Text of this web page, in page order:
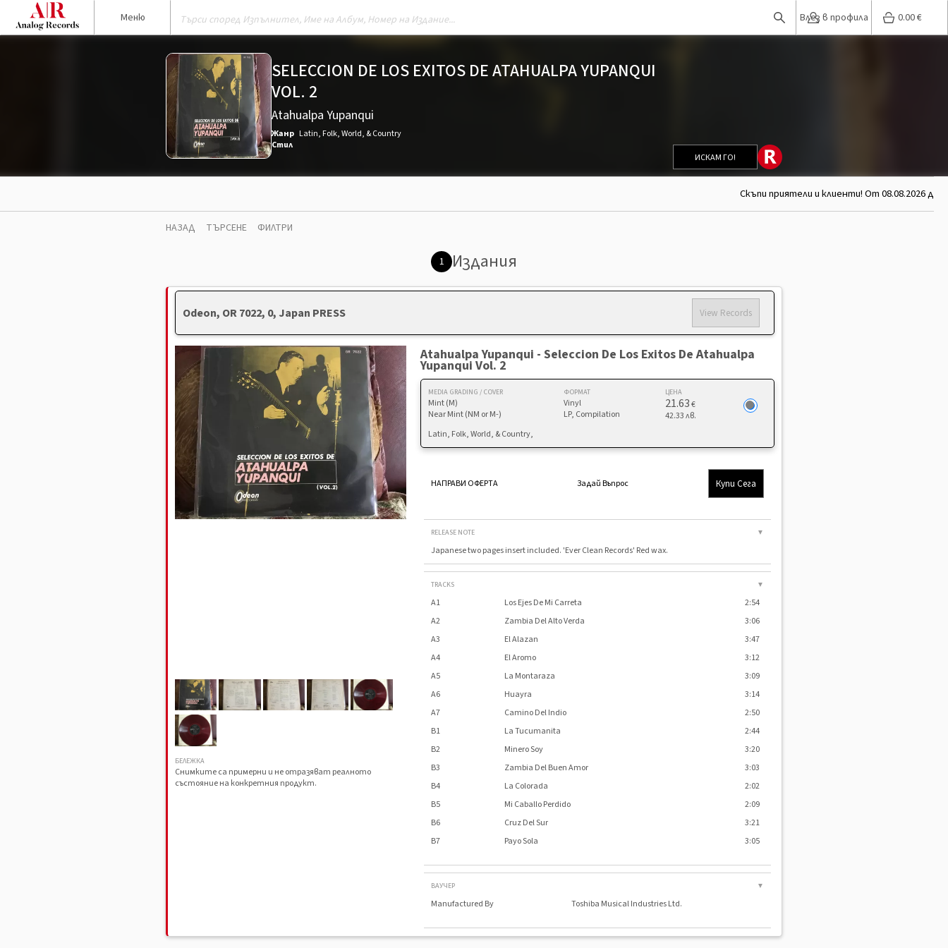
Меню Влез в профила 0.00€
SELECCION DE LOS EXITOS DE ATAHUALPA YUPANQUI
VOL. 2
Atahualpa Yupanqui
Жанр Latin, Folk, World, & Country
Стил
ИСКАМ ГО!
Скъпи приятели и клиенти! От 08.08.2026 до
НАЗАД ТЪРСЕНЕ ФИЛТРИ
1 Издания
Odeon, OR 7022, 0, Japan PRESS View Records
БЕЛЕЖКА
Снимките са примерни и не отразяват реалното
състояние на конкретния продукт.
Atahualpa Yupanqui - Seleccion De Los Exitos De Atahualpa
Yupanqui Vol. 2
MEDIA GRADING / COVER
Mint (M)
Near Mint (NM or M-)
ФОРМАТ
Vinyl
LP, Compilation
ЦЕНА
21.63€
42.33 лв.
Latin, Folk, World, & Country,
НАПРАВИ ОФЕРТА Задай Въпрос Купи Сега
RELEASE NOTE ▼
Japanese two pages insert included. 'Ever Clean Records' Red wax.
TRACKS ▼
A1 Los Ejes De Mi Carreta
2:54
A2
Zambia Del Alto Verda
3:06
A3
El Alazan
3:47
A4
El Aromo
3:12
A5
La Montaraza
3:09
A6
Huayra
3:14
A7
Camino Del Indio
2:50
B1
La Tucumanita
2:44
B2
Minero Soy
3:20
B3
Zambia Del Buen Amor
3:03
B4
La Colorada
2:02
B5
Mi Caballo Perdido
2:09
B6
Cruz Del Sur
3:21
B7
Payo Sola 3:05
ВАУЧЕР ▼
Manufactured By Toshiba Musical Industries Ltd.